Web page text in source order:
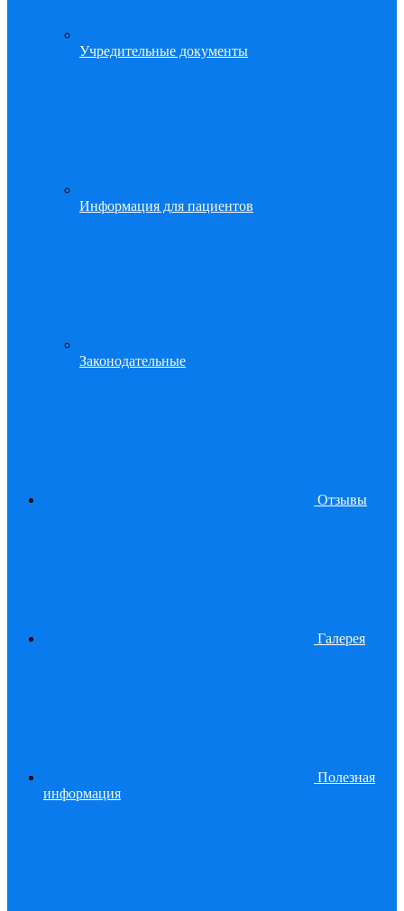
Учредительные документы
Информация для пациентов
Законодательные
Отзывы
Галерея
Полезная
информация